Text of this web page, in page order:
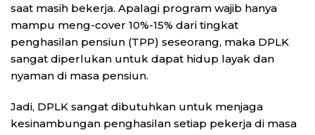
saat masih bekerja. Apalagi program wajib hanya
mampu meng-cover 10%-15% dari tingkat
penghasilan pensiun (TPP) seseorang, maka DPLK
sangat diperlukan untuk dapat hidup layak dan
nyaman di masa pensiun.
Jadi, DPLK sangat dibutuhkan untuk menjaga
kesinambungan penghasilan setiap pekerja di masa